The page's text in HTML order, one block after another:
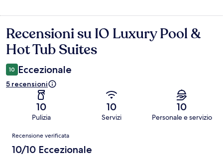
Recensioni
Recensioni su IO Luxury Pool &
Hot Tub Suites
10 Eccezionale
5 recensioni
10
Pulizia
10
Servizi
10
Personale e servizio
Recensioni
Recensione verificata
10/10 Eccezionale